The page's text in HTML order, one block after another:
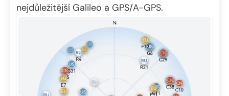
nejdůležitější Galileo a GPS/A-GPS.